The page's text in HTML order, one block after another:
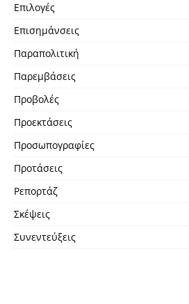
Επιλογές
Επισημάνσεις
Παραπολιτική
Παρεμβάσεις
Προβολές
Προεκτάσεις
Προσωπογραφίες
Προτάσεις
Ρεπορτάζ
Σκέψεις
Συνεντεύξεις